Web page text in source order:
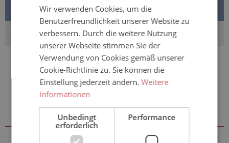
bieten durch ihr n…Mehr
BEWERTUNGEN
Artikeln interessiert sein
Wir verwenden Cookies, um die
Benutzerfreundlichkeit unserer Website zu
verbessern. Durch die weitere Nutzung
unserer Webseite stimmen Sie der
Verwendung von Cookies gemäß unserer
Cookie-Richtlinie zu. Sie können die
Einstellung jederzeit ändern.Weitere
Informationen
Unbedingt
erforderlich
Performance